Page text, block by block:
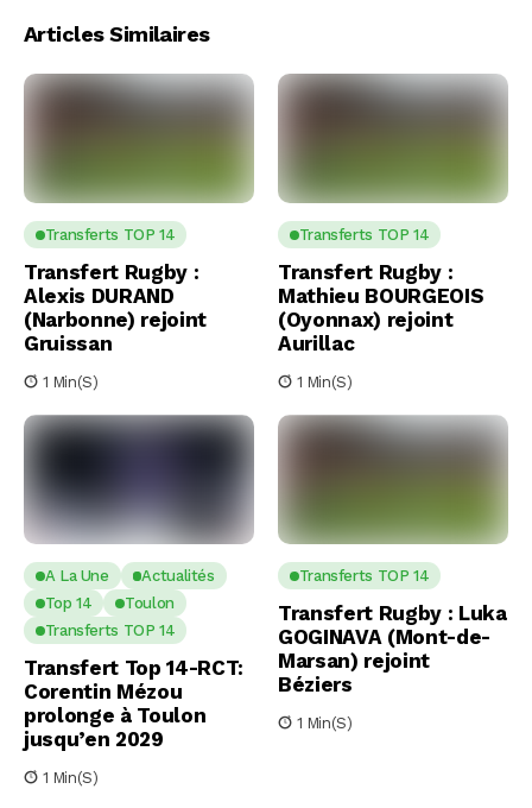
Articles Similaires
Transferts TOP 14
Transfert Rugby :
Alexis DURAND
(Narbonne) rejoint
Gruissan
1 Min(s)
Transferts TOP 14
Transfert Rugby :
Mathieu BOURGEOIS
(Oyonnax) rejoint
Aurillac
1 Min(s)
A La Une
Actualités
Top 14
Toulon
Transferts TOP 14
Transfert Top 14-RCT:
Corentin Mézou
prolonge à Toulon
jusqu’en 2029
1 Min(s)
Transferts TOP 14
Transfert Rugby : Luka
GOGINAVA (Mont-de-
Marsan) rejoint
Béziers
1 Min(s)